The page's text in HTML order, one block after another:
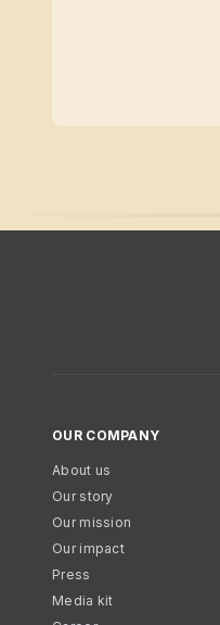
OUR COMPANY
About us
Our story
Our mission
Our impact
Press
Media kit